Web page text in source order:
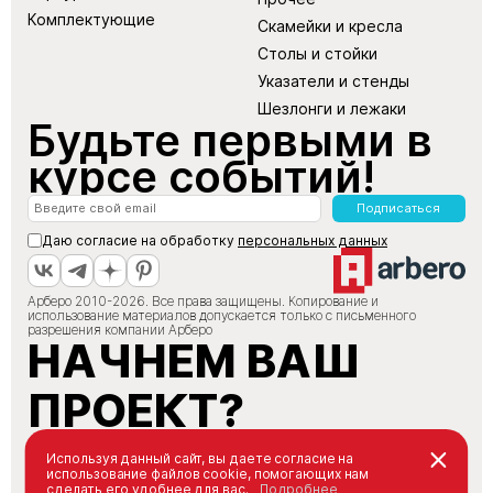
Комплектующие
Скамейки и кресла
Столы и стойки
Указатели и стенды
Шезлонги и лежаки
Будьте первыми в
курсе событий!
Подписаться
Даю согласие на обработку персональных данных
Арберо 2010-2026. Все права защищены. Копирование и
использование материалов допускается только с письменного
разрешения компании Арберо
НАЧНЕМ ВАШ
ПРОЕКТ?
+7 (495) 147-66-88
Используя данный сайт, вы даете согласие на
использование файлов cookie, помогающих нам
сделать его удобнее для вас.
Подробнее